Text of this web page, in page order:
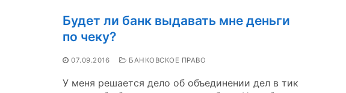
Будет ли банк выдавать мне деньги
по чеку?
07.09.2016 БАНКОВСКОЕ ПРАВО
У меня решается дело об объединении дел в тик